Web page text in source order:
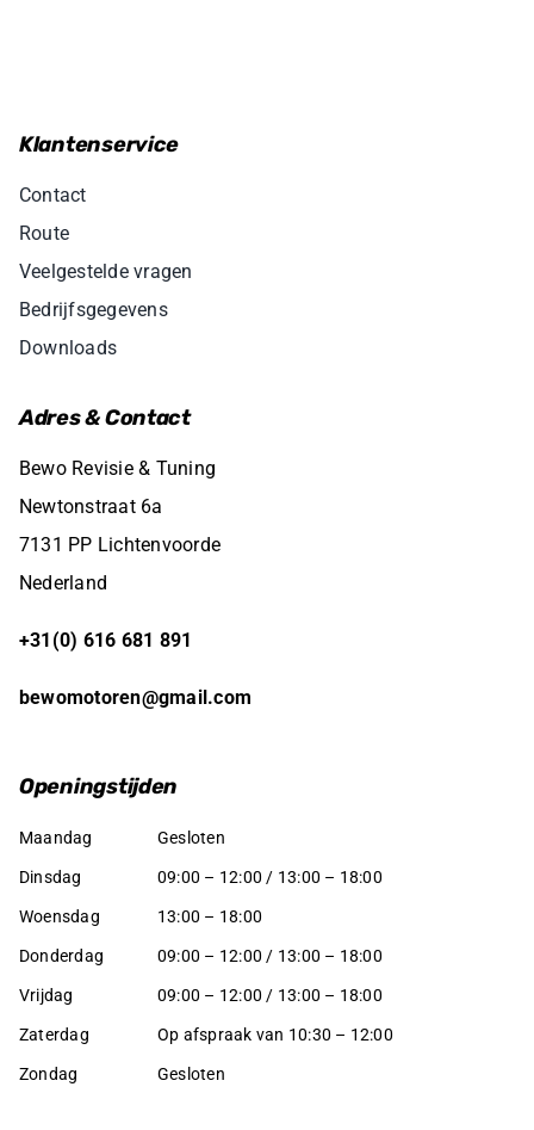
Klantenservice
Contact
Route
Veelgestelde vragen
Bedrijfsgegevens
Downloads
Adres & Contact
Bewo Revisie & Tuning
Newtonstraat 6a
7131 PP Lichtenvoorde
Nederland
+31(0) 616 681 891
bewomotoren@gmail.com
Openingstijden
Maandag Gesloten
Dinsdag 09:00 – 12:00 / 13:00 – 18:00
Woensdag 13:00 – 18:00
Donderdag 09:00 – 12:00 / 13:00 – 18:00
Vrijdag 09:00 – 12:00 / 13:00 – 18:00
Zaterdag Op afspraak van 10:30 – 12:00
Zondag Gesloten